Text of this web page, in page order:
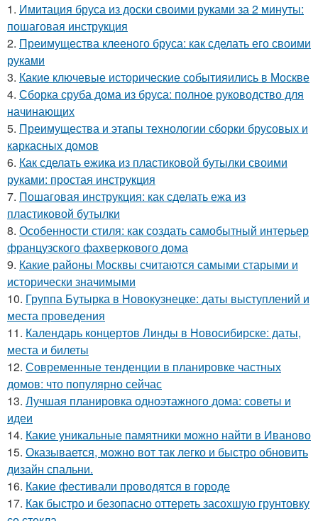
1. Имитация бруса из доски своими руками за 2 минуты:
пошаговая инструкция
2. Преимущества клееного бруса: как сделать его своими
руками
3. Какие ключевые исторические событияились в Москве
4. Сборка сруба дома из бруса: полное руководство для
начинающих
5. Преимущества и этапы технологии сборки брусовых и
каркасных домов
6. Как сделать ежика из пластиковой бутылки своими
руками: простая инструкция
7. Пошаговая инструкция: как сделать ежа из
пластиковой бутылки
8. Особенности стиля: как создать самобытный интерьер
французского фахверкового дома
9. Какие районы Москвы считаются самыми старыми и
исторически значимыми
10. Группа Бутырка в Новокузнецке: даты выступлений и
места проведения
11. Календарь концертов Линды в Новосибирске: даты,
места и билеты
12. Современные тенденции в планировке частных
домов: что популярно сейчас
13. Лучшая планировка одноэтажного дома: советы и
идеи
14. Какие уникальные памятники можно найти в Иваново
15. Оказывается, можно вот так легко и быстро обновить
дизайн спальни.
16. Какие фестивали проводятся в городе
17. Как быстро и безопасно оттереть засохшую грунтовку